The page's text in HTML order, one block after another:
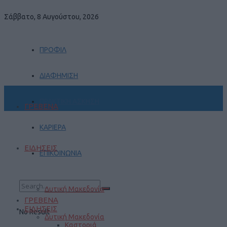
Σάββατο, 8 Αυγούστου, 2026
ΠΡΟΦΙΛ
ΔΙΑΦΗΜΙΣΗ
ΚΑΡΙΕΡΑ
ΕΠΙΚΟΙΝΩΝΙΑ
No Result
ΓΡΕΒΕΝΑ
ΕΙΔΗΣΕΙΣ
Δυτική Μακεδονία
ΓΡΕΒΕΝΑ
ΕΙΔΗΣΕΙΣ
Δυτική Μακεδονία
Καστοριά